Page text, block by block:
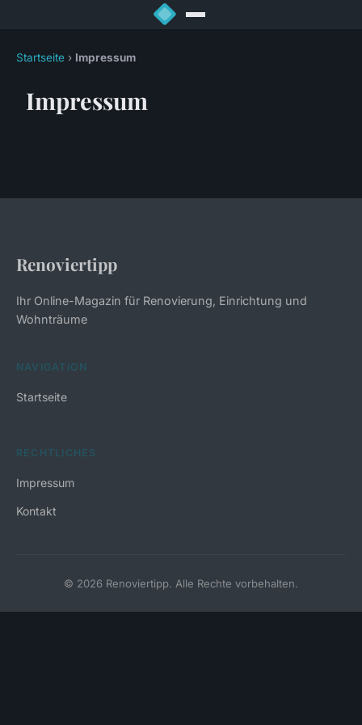
Startseite › Impressum
Impressum
Renoviertipp
Ihr Online-Magazin für Renovierung, Einrichtung und
Wohnträume
NAVIGATION
Startseite
RECHTLICHES
Impressum
Kontakt
© 2026 Renoviertipp. Alle Rechte vorbehalten.